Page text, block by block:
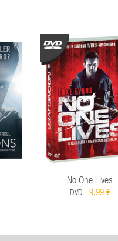
No One Lives
DVD - 9,99 €